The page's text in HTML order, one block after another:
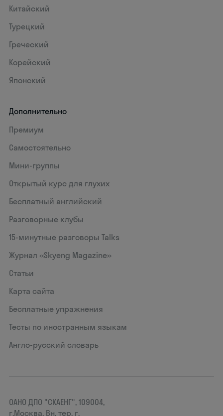
Китайский
Турецкий
Греческий
Корейский
Японский
Дополнительно
Премиум
Самостоятельно
Мини-группы
Открытый курс для глухих
Бесплатный английский
Разговорные клубы
15‑минутные разговоры Talks
Журнал «Skyeng Magazine»
Статьи
Карта сайта
Бесплатные упражнения
Тесты по иностранным языкам
Англо-русский словарь
ОАНО ДПО "СКАЕНГ", 109004,
г.Москва, Вн. тер. г.